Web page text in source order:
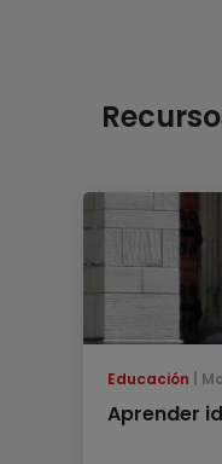
Educación
Aprender